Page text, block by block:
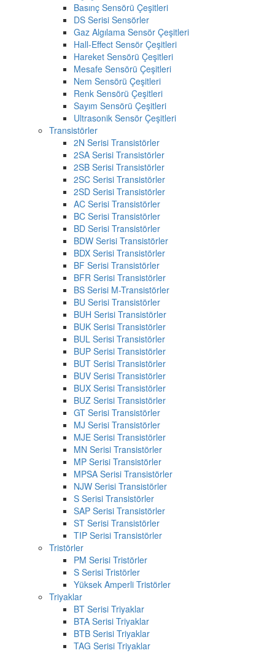
Basınç Sensörü Çeşitleri
DS Serisi Sensörler
Gaz Algılama Sensör Çeşitleri
Hall-Effect Sensör Çeşitleri
Hareket Sensörü Çeşitleri
Mesafe Sensörü Çeşitleri
Nem Sensörü Çeşitleri
Renk Sensörü Çeşitleri
Sayım Sensörü Çeşitleri
Ultrasonik Sensör Çeşitleri
Transistörler
2N Serisi Transistörler
2SA Serisi Transistörler
2SB Serisi Transistörler
2SC Serisi Transistörler
2SD Serisi Transistörler
AC Serisi Transistörler
BC Serisi Transistörler
BD Serisi Transistörler
BDW Serisi Transistörler
BDX Serisi Transistörler
BF Serisi Transistörler
BFR Serisi Transistörler
BS Serisi M-Transistörler
BU Serisi Transistörler
BUH Serisi Transistörler
BUK Serisi Transistörler
BUL Serisi Transistörler
BUP Serisi Transistörler
BUT Serisi Transistörler
BUV Serisi Transistörler
BUX Serisi Transistörler
BUZ Serisi Transistörler
GT Serisi Transistörler
MJ Serisi Transistörler
MJE Serisi Transistörler
MN Serisi Transistörler
MP Serisi Transistörler
MPSA Serisi Transistörler
NJW Serisi Transistörler
S Serisi Transistörler
SAP Serisi Transistörler
ST Serisi Transistörler
TIP Serisi Transistörler
Tristörler
PM Serisi Tristörler
S Serisi Tristörler
Yüksek Amperli Tristörler
Triyaklar
BT Serisi Triyaklar
BTA Serisi Triyaklar
BTB Serisi Triyaklar
TAG Serisi Triyaklar